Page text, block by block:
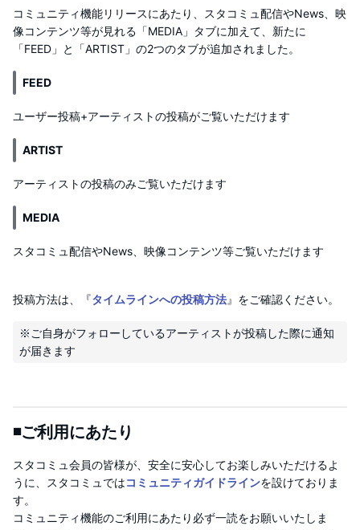
コミュニティ機能リリースにあたり、スタコミュ配信やNews、映
像コンテンツ等が見れる「MEDIA」タブに加えて、新たに
「FEED」と「ARTIST」の2つのタブが追加されました。
FEED
ユーザー投稿+アーティストの投稿がご覧いただけます
ARTIST
アーティストの投稿のみご覧いただけます
MEDIA
スタコミュ配信やNews、映像コンテンツ等ご覧いただけます
投稿方法は、『タイムラインへの投稿方法』をご確認ください。
※ご自身がフォローしているアーティストが投稿した際に通知
◾️ご利用にあたり
スタコミュ会員の皆様が、安全に安心してお楽しみいただけるよ
うに、スタコミュではコミュニティガイドラインを設けておりま
す。
コミュニティ機能のご利用にあたり必ず一読をお願いいたしま